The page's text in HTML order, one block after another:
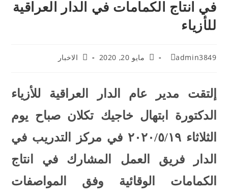
في انتاج الكمامات في الدار العراقية
للأزياء
admin3849 مايو 20, 2020 الاخبار
إلتقت مدير عام الدار العراقية للأزياء
الدكتورة ابتهال خاجيك تكلان صباح يوم
الثلاثاء ٢٠٢٠/٥/١٩ في مركز التدريب في
الدار فريق العمل المشارك في انتاج
الكمامات الوقائية وفق المواصفات